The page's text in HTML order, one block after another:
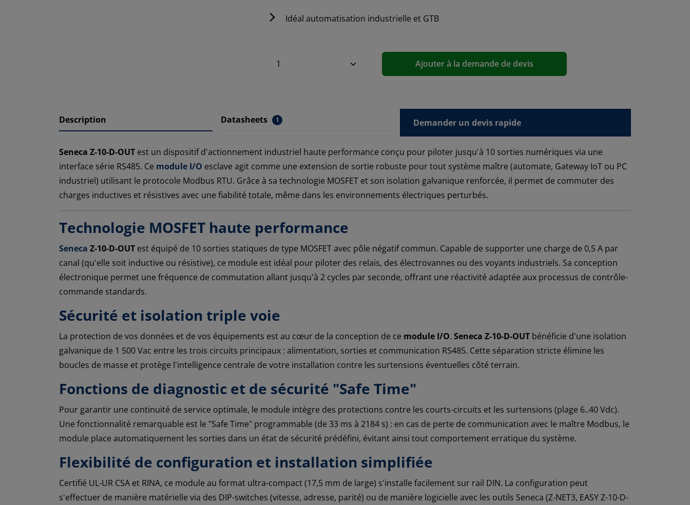
Idéal automatisation industrielle et GTB
Ajouter à la demande de devis
Description Datasheets 1 Demander un devis rapide
Seneca Z-10-D-OUT est un dispositif d'actionnement industriel haute performance conçu pour piloter jusqu'à 10 sorties numériques via une
interface série RS485. Ce module I/O esclave agit comme une extension de sortie robuste pour tout système maître (automate, Gateway IoT ou PC
industriel) utilisant le protocole Modbus RTU. Grâce à sa technologie MOSFET et son isolation galvanique renforcée, il permet de commuter des
charges inductives et résistives avec une fiabilité totale, même dans les environnements électriques perturbés.
Technologie MOSFET haute performance
Seneca Z-10-D-OUT est équipé de 10 sorties statiques de type MOSFET avec pôle négatif commun. Capable de supporter une charge de 0,5 A par
canal (qu'elle soit inductive ou résistive), ce module est idéal pour piloter des relais, des électrovannes ou des voyants industriels. Sa conception
électronique permet une fréquence de commutation allant jusqu'à 2 cycles par seconde, offrant une réactivité adaptée aux processus de contrôle-
commande standards.
Sécurité et isolation triple voie
La protection de vos données et de vos équipements est au cœur de la conception de ce module I/O. Seneca Z-10-D-OUT bénéficie d'une isolation
galvanique de 1 500 Vac entre les trois circuits principaux : alimentation, sorties et communication RS485. Cette séparation stricte élimine les
boucles de masse et protège l'intelligence centrale de votre installation contre les surtensions éventuelles côté terrain.
Fonctions de diagnostic et de sécurité "Safe Time"
Pour garantir une continuité de service optimale, le module intègre des protections contre les courts-circuits et les surtensions (plage 6..40 Vdc).
Une fonctionnalité remarquable est le "Safe Time" programmable (de 33 ms à 2184 s) : en cas de perte de communication avec le maître Modbus, le
module place automatiquement les sorties dans un état de sécurité prédéfini, évitant ainsi tout comportement erratique du système.
Flexibilité de configuration et installation simplifiée
Certifié UL-UR CSA et RINA, ce module au format ultra-compact (17,5 mm de large) s'installe facilement sur rail DIN. La configuration peut
s'effectuer de manière matérielle via des DIP-switches (vitesse, adresse, parité) ou de manière logicielle avec les outils Seneca (Z-NET3, EASY Z-10-D-